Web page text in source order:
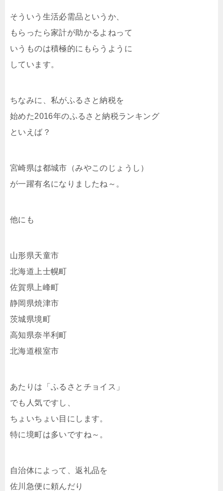
そういう生活必需品というか、
もらったら家計が助かるよねって
いうものは積極的にもらうように
しています。
ちなみに、私がふるさと納税を
始めた2016年のふるさと納税ランキング
といえば？
宮崎県は都城市（みやこのじょうし）
が一躍有名になりましたね～。
他にも
山形県天童市
北海道上士幌町
佐賀県上峰町
静岡県焼津市
茨城県境町
高知県奈半利町
北海道根室市
あたりは「ふるさとチョイス」
でも人気ですし、
ちょいちょい目にします。
特に境町は多いですね～。
自治体によって、返礼品を
佐川急便に頼んだり